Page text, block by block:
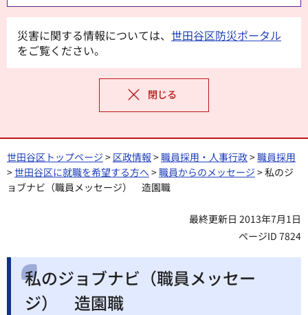
災害に関する情報については、 世田谷区防災ポータル
をご覧ください。
閉じる
世田谷区トップページ > 区政情報 >職員採用・人事行政>職員採用
>世田谷区に就職を希望する方へ >職員からのメッセージ > 私のジ
ョブナビ（職員メッセージ） 造園職
最終更新日 2013年7月1日
ページID 7824
私のジョブナビ（職員メッセー
ジ） 造園職